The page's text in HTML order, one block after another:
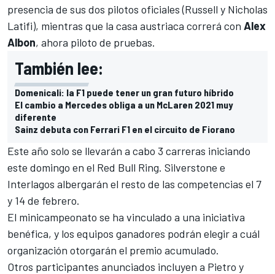
presencia de sus dos pilotos oficiales (Russell y Nicholas
Latifi), mientras que la casa austriaca correrá con Alex
Albon, ahora piloto de pruebas.
También lee:
Domenicali: la F1 puede tener un gran futuro híbrido
El cambio a Mercedes obliga a un McLaren 2021 muy
diferente
Sainz debuta con Ferrari F1 en el circuito de Fiorano
Este año solo se llevarán a cabo 3 carreras iniciando
este domingo en el Red Bull Ring. Silverstone e
Interlagos albergarán el resto de las competencias el 7
y 14 de febrero.
El minicampeonato se ha vinculado a una iniciativa
benéfica, y los equipos ganadores podrán elegir a cuál
organización otorgarán el premio acumulado.
Otros participantes anunciados incluyen a Pietro y